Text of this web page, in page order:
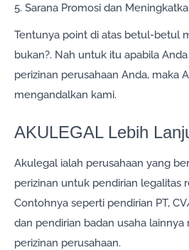
5. Sarana Promosi dan
Tentunya point di atas betul-betul
bukan?. Nah untuk itu apabila
perizinan perusahaan Anda, maka
mengandalkan kami.
AKULEGAL Lebih
Akulegal ialah perusahaan yang
perizinan untuk pendirian legalitas
Contohnya seperti pendirian PT,
dan pendirian badan usaha
perizinan perusahaan.